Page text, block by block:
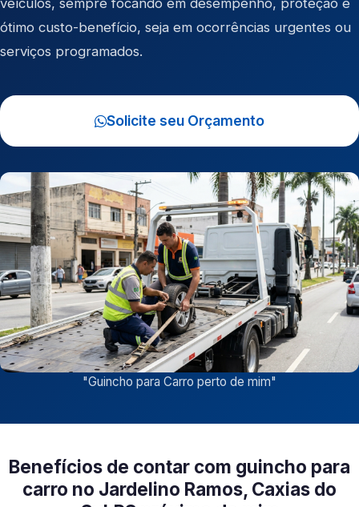
veículos, sempre focando em desempenho, proteção e
ótimo custo-benefício, seja em ocorrências urgentes ou
serviços programados.
Solicite seu Orçamento
"Guincho para Carro perto de mim"
Benefícios de contar com guincho para
carro no Jardelino Ramos, Caxias do